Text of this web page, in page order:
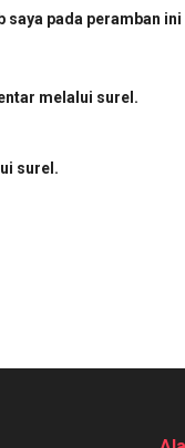
saya pada peramban
melalui surel.
surel.